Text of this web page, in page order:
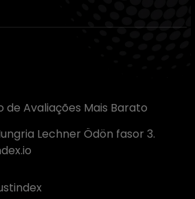
Avaliações Mais Barato
Lechner Ödön fasor 3.